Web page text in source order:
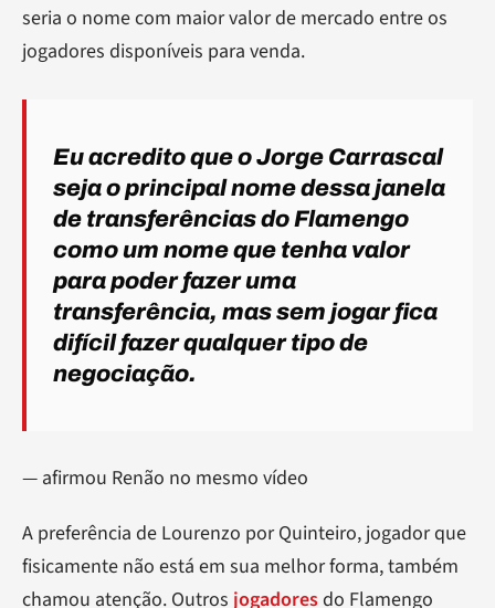
seria o nome com maior valor de mercado entre os
jogadores disponíveis para venda.
Eu acredito que o Jorge Carrascal
seja o principal nome dessa janela
de transferências do Flamengo
como um nome que tenha valor
para poder fazer uma
transferência, mas sem jogar fica
difícil fazer qualquer tipo de
negociação.
— afirmou Renão no mesmo vídeo
A preferência de Lourenzo por Quinteiro, jogador que
fisicamente não está em sua melhor forma, também
chamou atenção. Outros jogadores do Flamengo